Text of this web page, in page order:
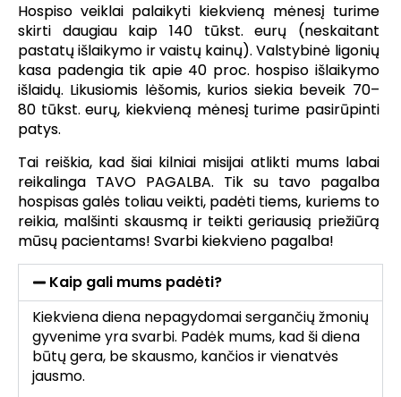
Hospiso veiklai palaikyti kiekvieną mėnesį turime
skirti daugiau kaip 140 tūkst. eurų (neskaitant
pastatų išlaikymo ir vaistų kainų). Valstybinė ligonių
kasa padengia tik apie 40 proc. hospiso išlaikymo
išlaidų. Likusiomis lėšomis, kurios siekia beveik 70–
80 tūkst. eurų, kiekvieną mėnesį turime pasirūpinti
patys.
Tai reiškia, kad šiai kilniai misijai atlikti mums labai
reikalinga TAVO PAGALBA. Tik su tavo pagalba
hospisas galės toliau veikti, padėti tiems, kuriems to
reikia, malšinti skausmą ir teikti geriausią priežiūrą
mūsų pacientams! Svarbi kiekvieno pagalba!
Kaip gali mums padėti?
Kiekviena diena nepagydomai sergančių žmonių
gyvenime yra svarbi. Padėk mums, kad ši diena
būtų gera, be skausmo, kančios ir vienatvės
jausmo.